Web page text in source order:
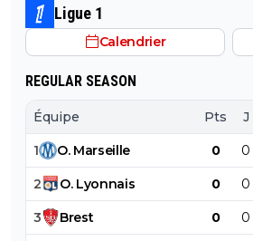
honte du Football Mondial.
Ligue 1
Calendrier
REGULAR SEASON
Équipe Pts J
1 O. Marseille 0 0
2 O. Lyonnais 0 0
3 Brest 0 0